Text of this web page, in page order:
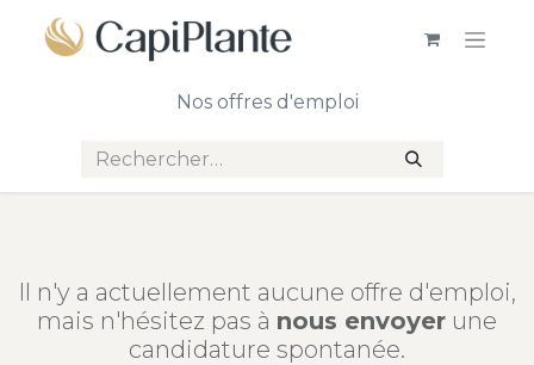
Nos offres d'emploi
Il n'y a actuellement aucune offre d'emploi,
mais n'hésitez pas à nous envoyer une
candidature spontanée.